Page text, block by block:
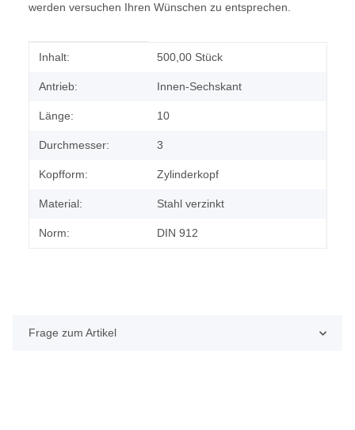
werden versuchen Ihren Wünschen zu entsprechen.
Produkteigenschaft
Wert
Inhalt: 500,00 Stück
Antrieb: Innen-Sechskant
Länge: 10
Durchmesser: 3
Kopfform: Zylinderkopf
Material: Stahl verzinkt
Norm: DIN 912
Frage zum Artikel